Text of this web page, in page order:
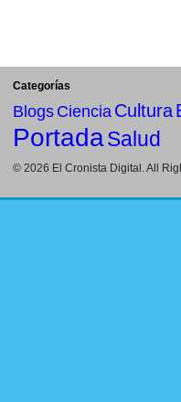
Categorías
BlogsCiencia Cultura
PortadaSalud
© 2026 El Cronista Digital . All